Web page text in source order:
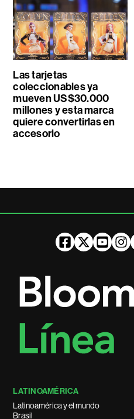
Las tarjetas
coleccionables ya
mueven US$30.000
millones y esta marca
quiere convertirlas en
accesorio
LATINOAMÉRICA
Latinoamérica y el mundo
Brasil